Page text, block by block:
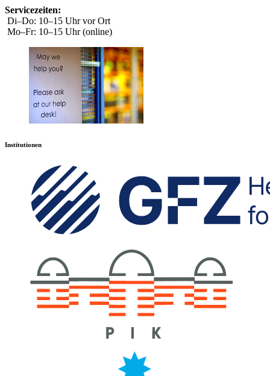
Servicezeiten:
Di–Do: 10–15 Uhr vor Ort
Mo–Fr: 10–15 Uhr (online)
Institutionen